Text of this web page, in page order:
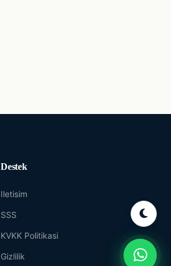
Destek
Iletisim
SSS
KVKK Politikasi
Gizlilik